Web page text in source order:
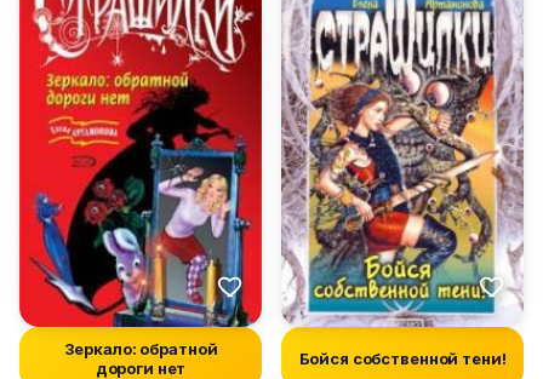
Зеркало: обратной
дороги нет
Бойся собственной тени!